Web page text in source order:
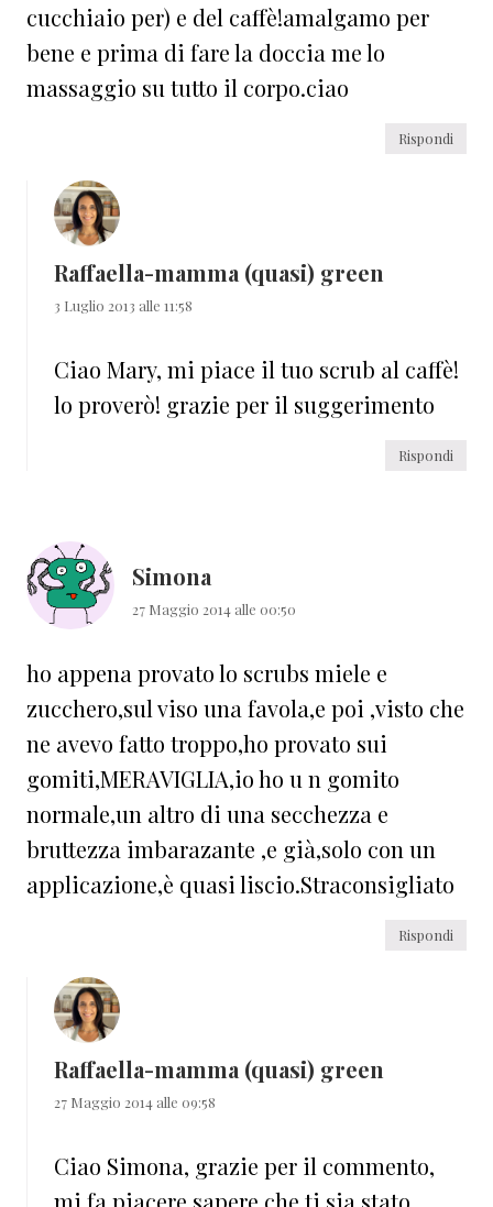
cucchiaio per) e del caffè!amalgamo per
bene e prima di fare la doccia me lo
massaggio su tutto il corpo.ciao
Rispondi
Raffaella-mamma (quasi) green
3 Luglio 2013 alle 11:58
Ciao Mary, mi piace il tuo scrub al caffè!
lo proverò! grazie per il suggerimento
Rispondi
Simona
27 Maggio 2014 alle 00:50
ho appena provato lo scrubs miele e
zucchero,sul viso una favola,e poi ,visto che
ne avevo fatto troppo,ho provato sui
gomiti,MERAVIGLIA,io ho u n gomito
normale,un altro di una secchezza e
bruttezza imbarazante ,e già,solo con un
applicazione,è quasi liscio.Straconsigliato
Rispondi
Raffaella-mamma (quasi) green
27 Maggio 2014 alle 09:58
Ciao Simona, grazie per il commento,
mi fa piacere sapere che ti sia stato